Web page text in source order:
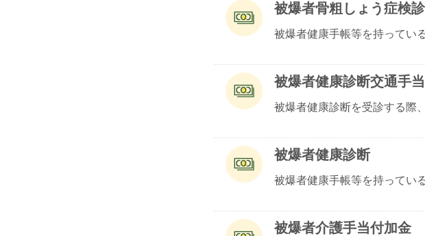
被爆者骨粗しょう症検診
被爆者健康手帳等を持ってい
被爆者健康診断交通手当
被爆者健康診断を受診する際
被爆者健康診断
被爆者健康手帳等を持ってい
被爆者介護手当付加金